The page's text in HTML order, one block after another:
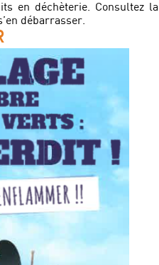
en déchèterie. Consultez la
débarrasser.